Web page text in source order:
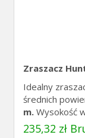
Zraszacz
Idealny
średnich
m.Wysokość
235,32 zł